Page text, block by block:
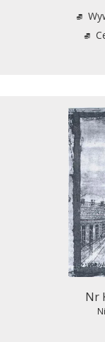
Nr